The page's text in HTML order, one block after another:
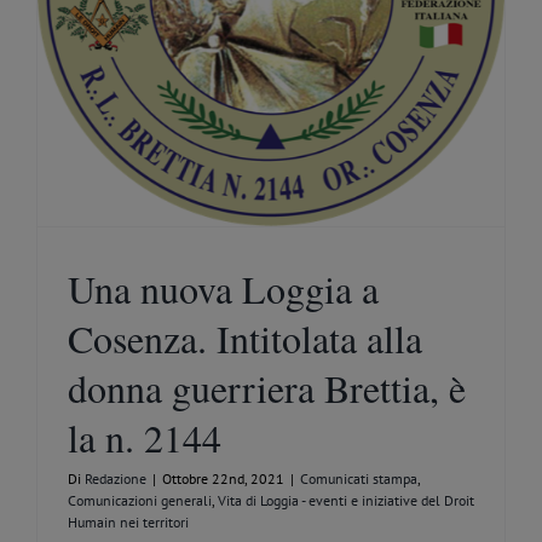
Una nuova Loggia a
Cosenza. Intitolata alla
donna guerriera Brettia, è
la n. 2144
Di Redazione | Ottobre 22nd, 2021 | Comunicati stampa
Comunicazioni generali Vita di Loggia - eventi e iniziative del Droit
Humain nei territori